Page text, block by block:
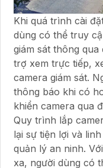
Khi quá trình cài
dùng có thể truy
giám sát thông
trợ xem trực tiếp,
camera giám sát.
thông báo khi có
khiển camera qua
Quy trình lắp
lại sự tiện lợi và
quản lý an ninh.
xa, người dùng có